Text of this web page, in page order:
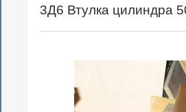
3Д6 Втулка цилиндра